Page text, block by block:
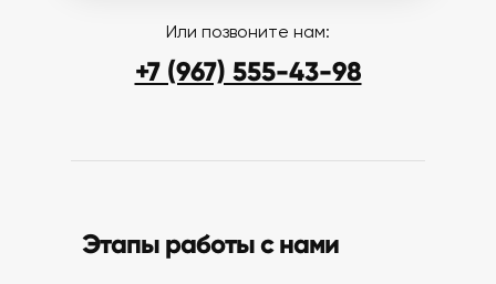
Или позвоните нам:
+7 (967) 555-43-98
Этапы работы с нами